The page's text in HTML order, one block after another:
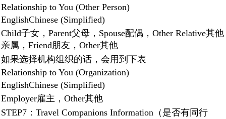
Relationship to You (Other Person)
EnglishChinese (Simplified)
Child子女，Parent父母，Spouse配偶，Other Relative其他
亲属，Friend朋友，Other其他
如果选择机构组织的话，会用到下表
Relationship to You (Organization)
EnglishChinese (Simplified)
Employer雇主，Other其他
STEP7：Travel Companions Information（是否有同行